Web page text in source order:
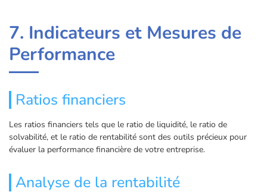
7. Indicateurs et Mesures de
Performance
Ratios financiers
Les ratios financiers tels que le ratio de liquidité, le ratio de
solvabilité, et le ratio de rentabilité sont des outils précieux pour
évaluer la performance financière de votre entreprise.
Analyse de la rentabilité